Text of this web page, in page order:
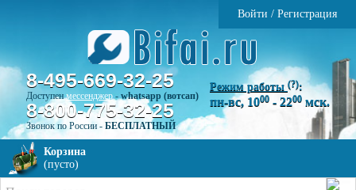
Войти / Регистрация
8-495-669-32-25
Доступенмессенджер-whatsapp (вотсап)
8-800-775-32-25
Звонок по России - БЕСПЛАТНЫЙ
Режим работы (?):
пн-вс, 1000 - 2200 мск.
Корзина
(пусто)